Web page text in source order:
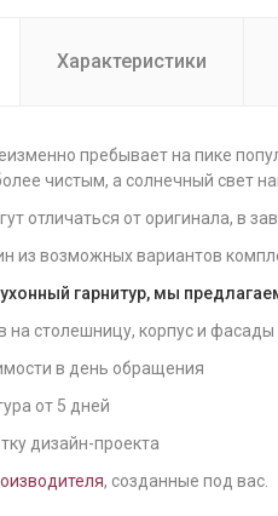
Характеристики
пребывает на пике
чистым, а солнечный свет
отличаться от оригинала, в
из возможных вариантов
гарнитур, мы
на столешницу, корпус и фасады
в день обращения
от 5 дней
дизайн-проекта
, созданные под вас.